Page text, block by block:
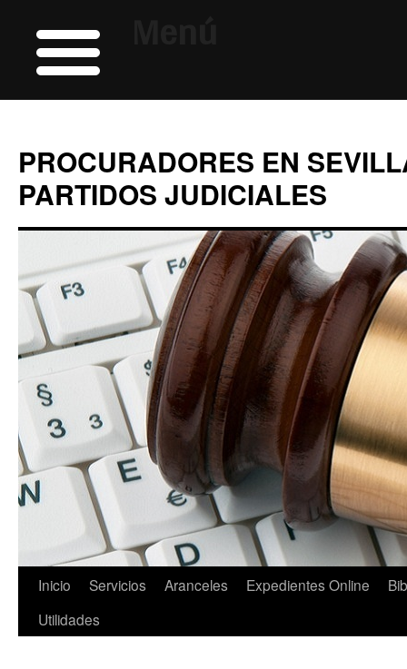
PROCURADORES EN
PARTIDOS JUDICIALES
Saltar
Inicio Servicios Aranceles Expedientes Online
Utilidades